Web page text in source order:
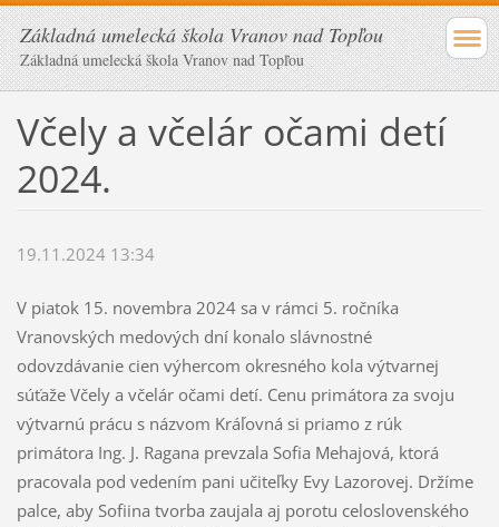
Základná umelecká škola Vranov nad Topľou
Základná umelecká škola Vranov nad Topľou
Včely a včelár očami detí
2024.
19.11.2024 13:34
V piatok 15. novembra 2024 sa v rámci 5. ročníka
Vranovských medových dní konalo slávnostné
odovzdávanie cien výhercom okresného kola výtvarnej
súťaže Včely a včelár očami detí. Cenu primátora za svoju
výtvarnú prácu s názvom Kráľovná si priamo z rúk
primátora Ing. J. Ragana prevzala Sofia Mehajová, ktorá
pracovala pod vedením pani učiteľky Evy Lazorovej. Držíme
palce, aby Sofiina tvorba zaujala aj porotu celoslovenského